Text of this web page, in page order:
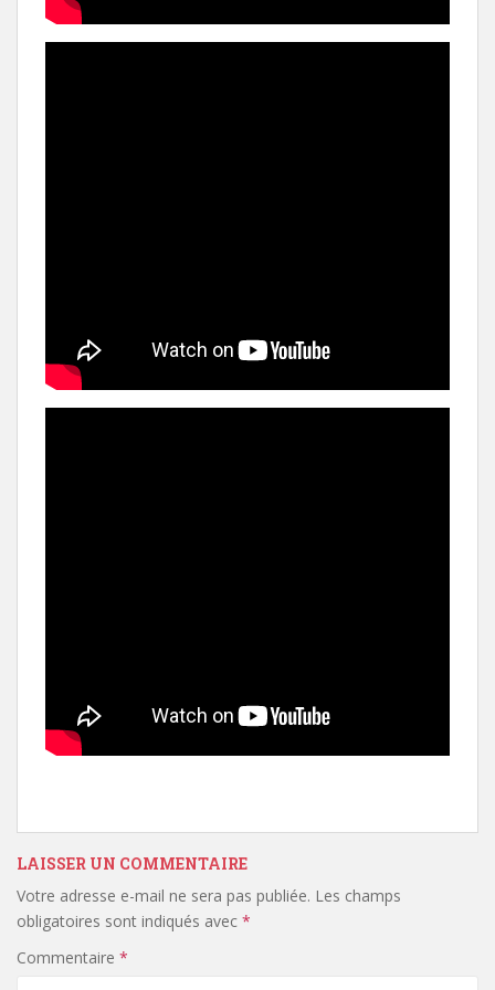
LAISSER UN COMMENTAIRE
Votre adresse e-mail ne sera pas publiée. Les champs
obligatoires sont indiqués avec *
Commentaire *